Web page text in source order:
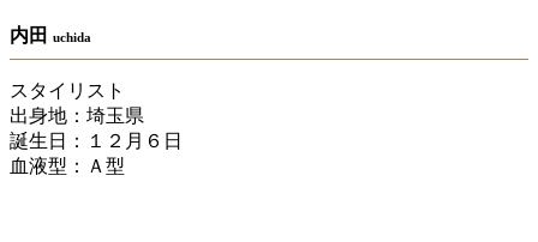
内田 uchida
スタイリスト
出身地：埼玉県
誕生日：１２月６日
血液型：Ａ型